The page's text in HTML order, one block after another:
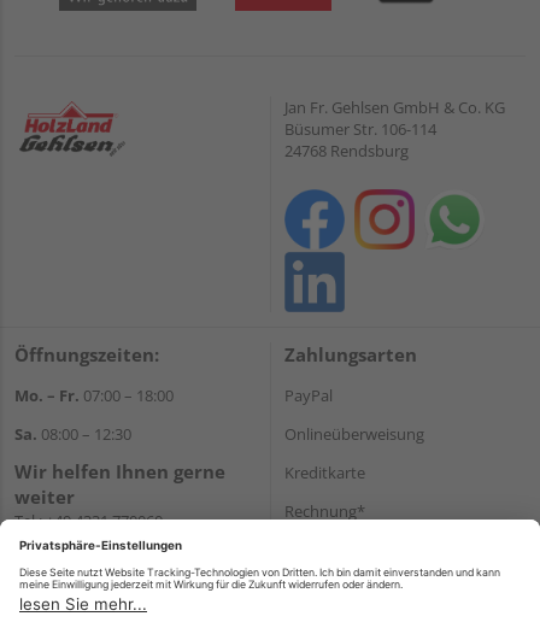
Jan Fr. Gehlsen GmbH & Co. KG
Büsumer Str. 106-114
24768 Rendsburg
Öffnungszeiten:
Mo. – Fr. 07:00 – 18:00
Sa. 08:00 – 12:30
Wir helfen Ihnen gerne
weiter
Tel.:+49 4331 770060
E-Mail:onlineshop@gehlsen.de
WhatsApp
Zahlungsarten
PayPal
Onlineüberweisung
Kreditkarte
Rechnung*
Versand